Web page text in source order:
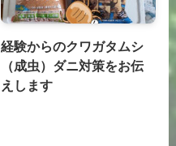
経験からのクワガタムシ
（成虫）ダニ対策をお伝
えします